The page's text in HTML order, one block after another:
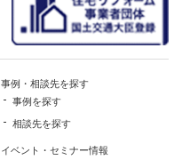
事例・相談先を探す
事例を探す
相談先を探す
イベント・セミナー情報